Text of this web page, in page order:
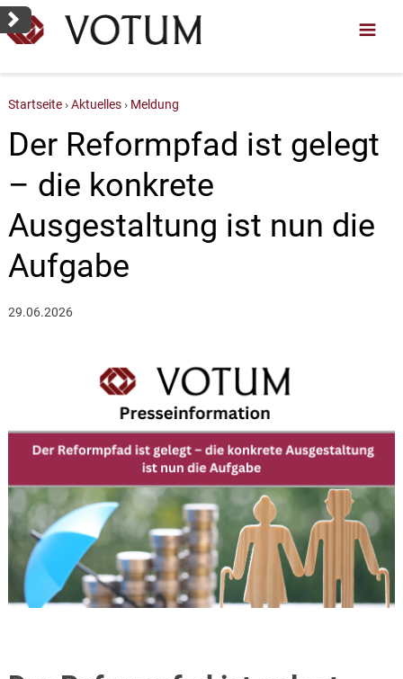
Startseite Aktuelles Meldung
Der Reformpfad ist gelegt
– die konkrete
Ausgestaltung ist nun die
Aufgabe
29.06.2026